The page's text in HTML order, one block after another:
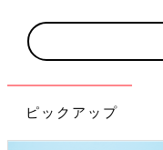
ピックアップ